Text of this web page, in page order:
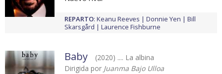
REPARTO: Keanu Reeves Donnie Yen
Bill
Skarsgård
Laurence Fishburne
Baby
(2020) .... La albina
Dirigida por Juanma Bajo Ulloa